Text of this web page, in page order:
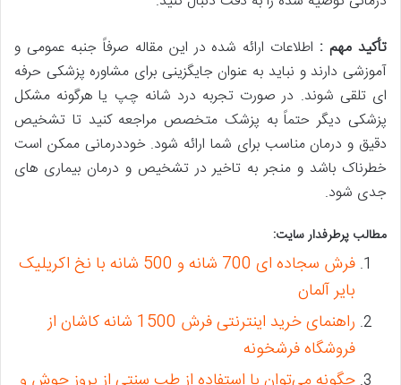
تأکید مهم : اطلاعات ارائه شده در این مقاله صرفاً جنبه عمومی و
آموزشی دارند و نباید به عنوان جایگزینی برای مشاوره پزشکی حرفه
ای تلقی شوند. در صورت تجربه درد شانه چپ یا هرگونه مشکل
پزشکی دیگر حتماً به پزشک متخصص مراجعه کنید تا تشخیص
دقیق و درمان مناسب برای شما ارائه شود. خوددرمانی ممکن است
خطرناک باشد و منجر به تاخیر در تشخیص و درمان بیماری های
جدی شود.
مطالب پرطرفدار سایت:
فرش سجاده ای 700 شانه و 500 شانه با نخ اکریلیک
بایر آلمان
راهنمای خرید اینترنتی فرش 1500 شانه کاشان از
فروشگاه فرشخونه